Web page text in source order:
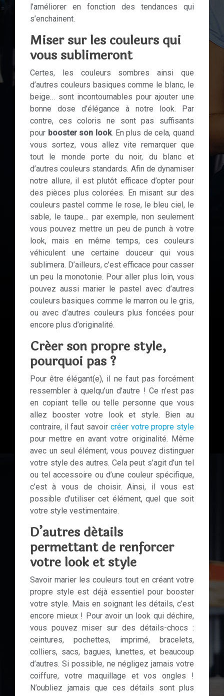
l’améliorer en fonction des tendances qui
s’enchainent.
Miser sur les couleurs qui
vous sublimeront
Certes, les couleurs sombres ainsi que
d’autres couleurs basiques comme le blanc, le
beige… sont incontournables pour ajouter une
bonne dose d’élégance à notre look. Par
contre, ces coloris ne sont pas suffisants
pour booster son look. En plus de cela, quand
vous sortez, vous allez vite remarquer que
tout le monde porte du noir, du blanc et
d’autres couleurs standards. Afin de dynamiser
notre allure, il est plutôt efficace d’opter pour
des pièces plus colorées. En misant sur des
couleurs pastel comme le rose, le bleu ciel, le
sable, le taupe… par exemple, non seulement
vous pouvez mettre un peu de punch à votre
look, mais en même temps, ces couleurs
véhiculent une certaine douceur qui vous
sublimera. D’ailleurs, c’est efficace pour casser
un peu la monotonie. Pour aller plus loin, vous
pouvez aussi marier le pastel avec d’autres
couleurs basiques comme le marron ou le gris,
ou avec d’autres couleurs plus foncées pour
encore plus d’originalité.
Créer son propre style,
pourquoi pas ?
Pour être élégant(e), il ne faut pas forcément
ressembler à quelqu’un d’autre ! Ce n’est pas
en copiant telle ou telle personne que vous
allez booster votre look et style. Bien au
contraire, il faut savoir créer votre propre style
pour mettre en avant votre originalité. Même
avec un seul élément, vous pouvez distinguer
votre style des autres. Cela peut s’agit d’un tel
ou tel accessoire ou d’une couleur spécifique,
c’est à vous de choisir. Ainsi, il vous est
possible d’utiliser cet élément, quel que soit
votre style vestimentaire.
D’autres détails
permettant de renforcer
votre look et style
Savoir marier les couleurs tout en créant votre
propre style est déjà essentiel pour booster
votre style. Mais en soignant les détails, c’est
encore mieux ! Pour avoir un look qui déchire,
vous pouvez miser sur des détails-chocs :
ceintures, pochettes, imprimé, bracelets,
colliers, sacs, bagues, lunettes, et beaucoup
d’autres. Si possible, ne négligez jamais votre
coiffure, votre maquillage et vos ongles !
N’oubliez jamais que ces détails sont plus